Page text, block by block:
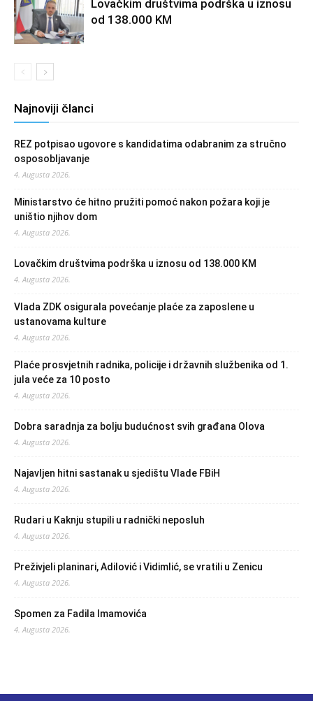
Lovačkim društvima podrška u iznosu
od 138.000 KM
Najnoviji članci
REZ potpisao ugovore s kandidatima odabranim za stručno
osposobljavanje
4. Augusta 2026.
Ministarstvo će hitno pružiti pomoć nakon požara koji je
uništio njihov dom
4. Augusta 2026.
Lovačkim društvima podrška u iznosu od 138.000 KM
4. Augusta 2026.
Vlada ZDK osigurala povećanje plaće za zaposlene u
ustanovama kulture
4. Augusta 2026.
Plaće prosvjetnih radnika, policije i državnih službenika od 1.
jula veće za 10 posto
4. Augusta 2026.
Dobra saradnja za bolju budućnost svih građana Olova
4. Augusta 2026.
Najavljen hitni sastanak u sjedištu Vlade FBiH
4. Augusta 2026.
Rudari u Kaknju stupili u radnički neposluh
4. Augusta 2026.
Preživjeli planinari, Adilović i Vidimlić, se vratili u Zenicu
4. Augusta 2026.
Spomen za Fadila Imamovića
4. Augusta 2026.